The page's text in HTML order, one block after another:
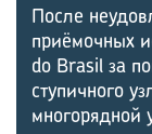
После
приёмочных
do Brasil за
ступичного